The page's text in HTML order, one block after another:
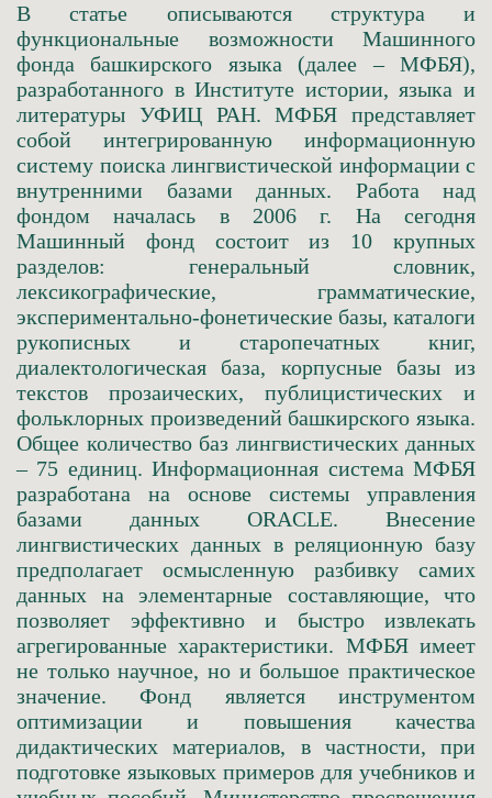
В статье описываются структура и
функциональные возможности Машинного
фонда башкирского языка (далее – МФБЯ),
разработанного в Институте истории, языка и
литературы УФИЦ РАН. МФБЯ представляет
собой интегрированную информационную
систему поиска лингвистической информации с
внутренними базами данных. Работа над
фондом началась в 2006 г. На сегодня
Машинный фонд состоит из 10 крупных
разделов: генеральный словник,
лексикографические, грамматические,
экспериментально-фонетические базы, каталоги
рукописных и старопечатных книг,
диалектологическая база, корпусные базы из
текстов прозаических, публицистических и
фольклорных произведений башкирского языка.
Общее количество баз лингвистических данных
– 75 единиц. Информационная система МФБЯ
разработана на основе системы управления
базами данных ORACLE. Внесение
лингвистических данных в реляционную базу
предполагает осмысленную разбивку самих
данных на элементарные составляющие, что
позволяет эффективно и быстро извлекать
агрегированные характеристики. МФБЯ имеет
не только научное, но и большое практическое
значение. Фонд является инструментом
оптимизации и повышения качества
дидактических материалов, в частности, при
подготовке языковых примеров для учебников и